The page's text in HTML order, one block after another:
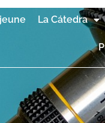
La Cátedra